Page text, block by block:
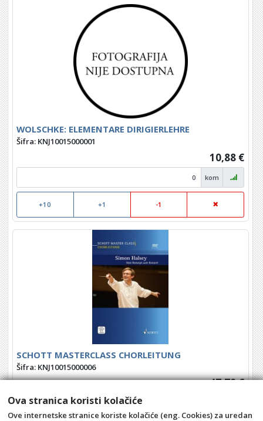
WOLSCHKE: ELEMENTARE DIRIGIERLEHRE
Šifra: KNJ10015000001
10,88 €
kom
+10 +1 -1
SCHOTT MASTERCLASS CHORLEITUNG
Šifra: KNJ10015000006
47,78 €
Ova stranica koristi kolačiće
Ove internetske stranice koriste kolačiće (eng. Cookies) za uredan